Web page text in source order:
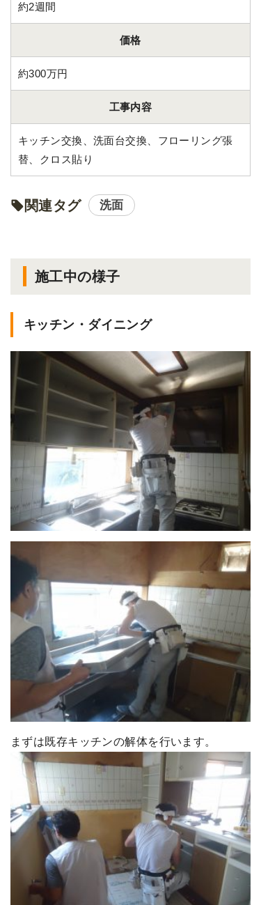
約2週間
価格
約300万円
工事内容
キッチン交換、洗面台交換、フローリング張
替、クロス貼り
関連タグ 洗面
施工中の様子
キッチン・ダイニング
まずは既存キッチンの解体を行います。